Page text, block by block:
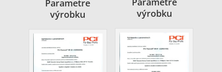
Parametre
výrobku
výrobku